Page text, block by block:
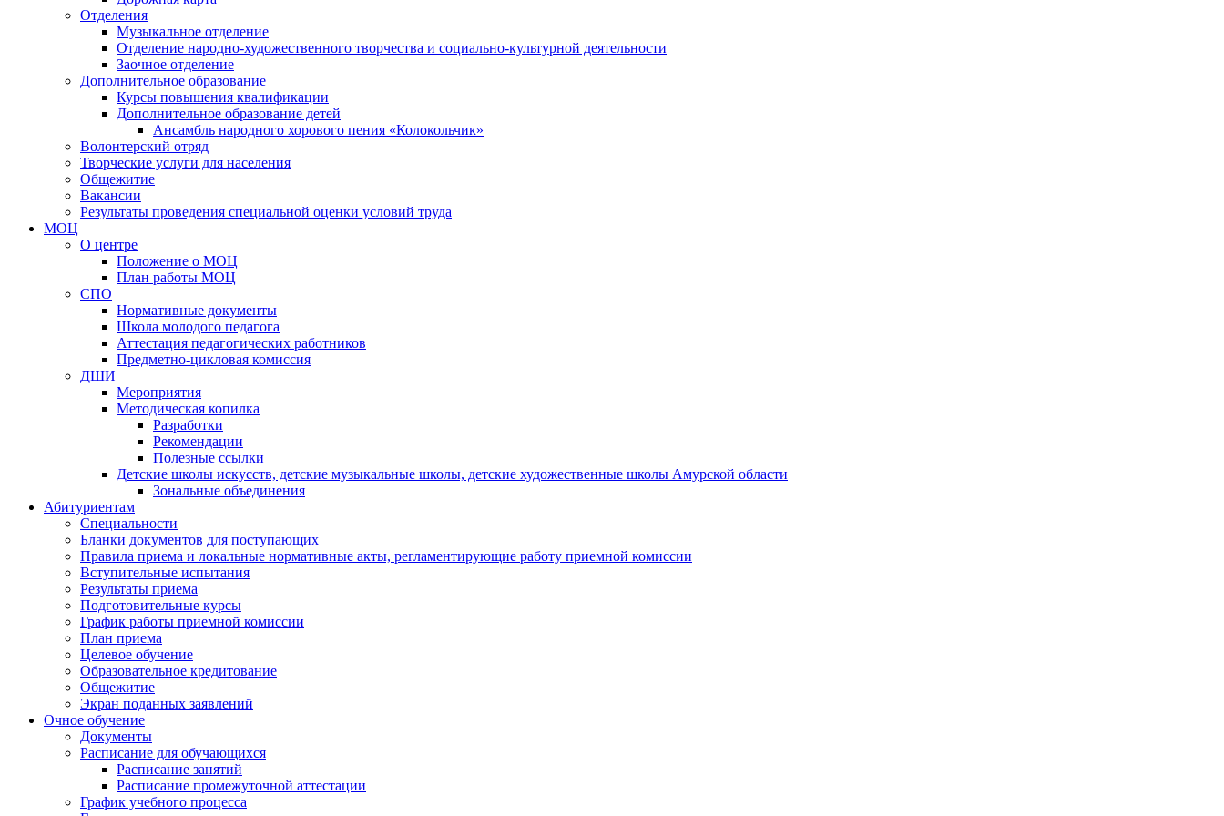
Отделения
Музыкальное отделение
Отделение народно-художественного творчества и социально-культурной деятельности
Заочное отделение
Дополнительное образование
Курсы повышения квалификации
Дополнительное образование детей
Ансамбль народного хорового пения «Колокольчик»
Волонтерский отряд
Творческие услуги для населения
Общежитие
Вакансии
Результаты проведения специальной оценки условий труда
МОЦ
О центре
Положение о МОЦ
План работы МОЦ
СПО
Нормативные документы
Школа молодого педагога
Аттестация педагогических работников
Предметно-цикловая комиссия
ДШИ
Мероприятия
Методическая копилка
Разработки
Рекомендации
Полезные ссылки
Детские школы искусств, детские музыкальные школы, детские художественные школы Амурской области
Зональные объединения
Абитуриентам
Специальности
Бланки документов для поступающих
Правила приема и локальные нормативные акты, регламентирующие работу приемной комиссии
Вступительные испытания
Результаты приема
Подготовительные курсы
График работы приемной комиссии
План приема
Целевое обучение
Образовательное кредитование
Общежитие
Экран поданных заявлений
Очное обучение
Документы
Расписание для обучающихся
Расписание занятий
Расписание промежуточной аттестации
График учебного процесса